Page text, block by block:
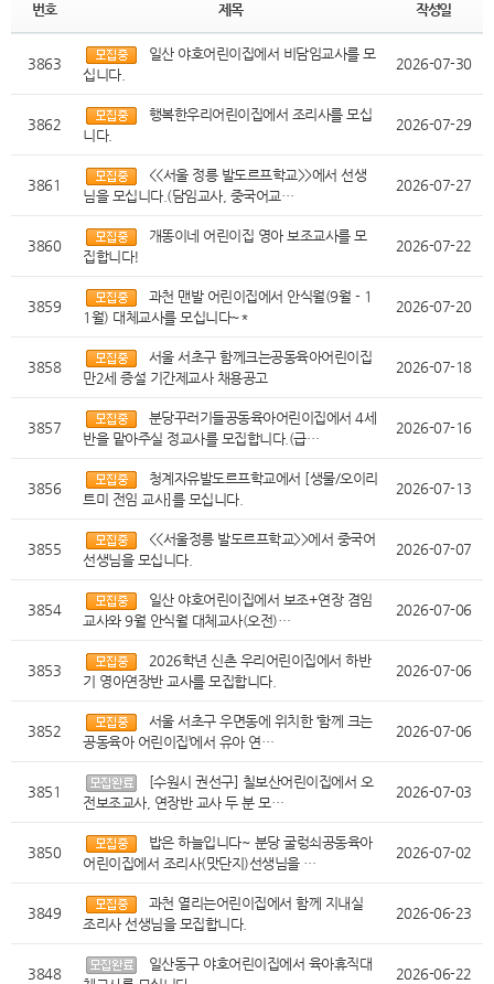
번호 제목 작성일
3863
일산 야호어린이집에서 비담임교사를 모
십니다.
2026-07-30
3862
행복한우리어린이집에서 조리사를 모십
니다.
2026-07-29
3861
<<서울 정릉 발도르프학교>>에서 선생
님을 모십니다.(담임교사, 중국어교…
2026-07-27
3860
개똥이네 어린이집 영아 보조교사를 모
집합니다!
2026-07-22
3859
과천 맨발 어린이집에서 안식월(9월 - 1
1월) 대체교사를 모십니다~*
2026-07-20
3858
서울 서초구 함께크는공동육아어린이집
만2세 증설 기간제교사 채용공고
2026-07-18
3857
분당꾸러기들공동육아어린이집에서 4세
반을 맡아주실 정교사를 모집합니다.(급…
2026-07-16
3856
청계자유발도르프학교에서 [생물/오이리
트미 전임 교사]를 모십니다.
2026-07-13
3855
<<서울정릉 발도르프학교>>에서 중국어
선생님을 모십니다.
2026-07-07
3854
일산 야호어린이집에서 보조+연장 겸임
교사와 9월 안식월 대체교사(오전)…
2026-07-06
3853
2026학년 신촌 우리어린이집에서 하반
기 영아연장반 교사를 모집합니다.
2026-07-06
3852
서울 서초구 우면동에 위치한 ‘함께 크는
공동육아 어린이집’에서 유아 연…
2026-07-06
3851
[수원시 권선구] 칠보산어린이집에서 오
전보조교사, 연장반 교사 두 분 모…
2026-07-03
3850
밥은 하늘입니다~ 분당 굴렁쇠공동육아
어린이집에서 조리사(맛단지)선생님을 …
2026-07-02
3849
과천 열리는어린이집에서 함께 지내실
조리사 선생님을 모집합니다.
2026-06-23
3848
일산동구 야호어린이집에서 육아휴직대
2026-06-22